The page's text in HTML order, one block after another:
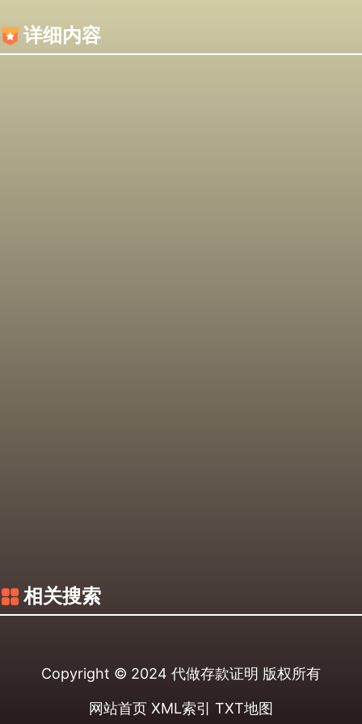
详细内容
相关搜索
Copyright © 2024 代做存款证明 版权所有
网站首页 XML索引 TXT地图